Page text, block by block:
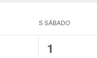
SSÁBADO
0
1